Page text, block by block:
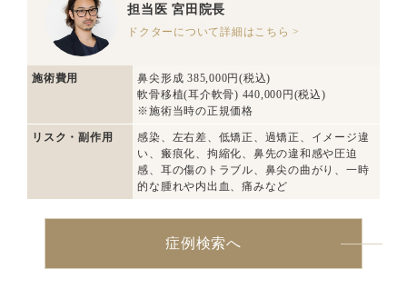
担当医 宮田院長
ドクターについて詳細はこちら >
施術費用
鼻尖形成 385,000円(税込)
軟骨移植(耳介軟骨) 440,000円(税込)
※施術当時の正規価格
リスク・副作用
感染、左右差、低矯正、過矯正、イメージ違
い、瘢痕化、拘縮化、鼻先の違和感や圧迫
感、耳の傷のトラブル、鼻尖の曲がり、一時
的な腫れや内出血、痛みなど
症例検索へ